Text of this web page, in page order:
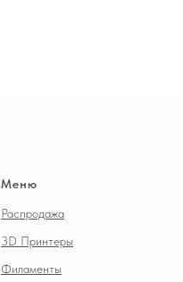
Меню
Распродажа
3D Принтеры
Филаменты